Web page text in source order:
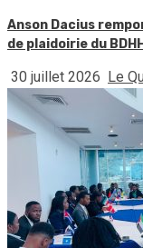
Anson Dacius
de plaidoirie du BDHH
30 juillet 2026 Le